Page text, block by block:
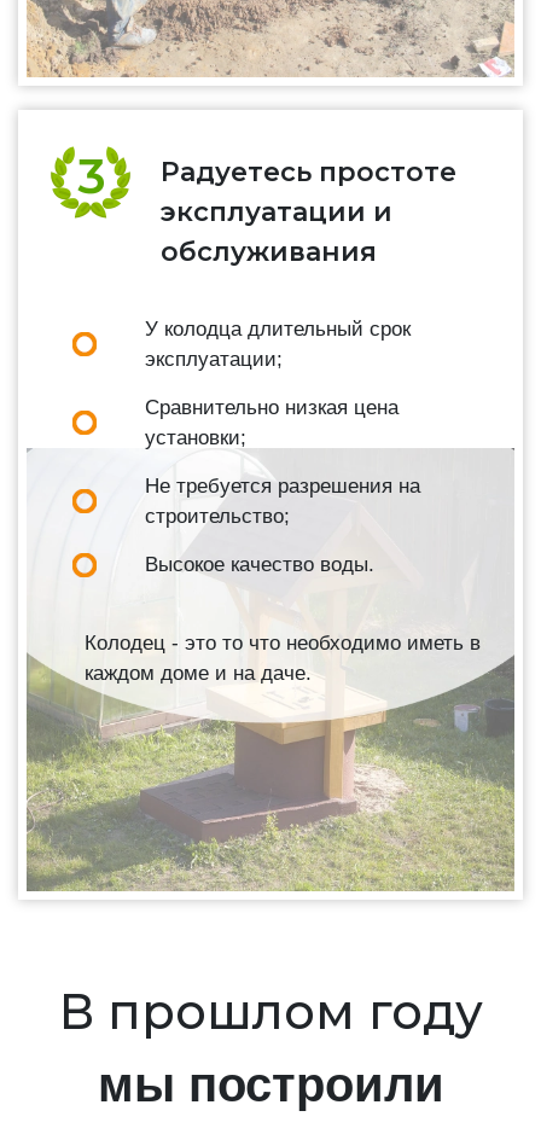
Радуетесь простоте
эксплуатации и
обслуживания
У колодца длительный срок
эксплуатации;
Сравнительно низкая цена
установки;
Не требуется разрешения на
строительство;
Высокое качество воды.
Колодец - это то что необходимо иметь в
каждом доме и на даче.
В прошлом году
мы построили